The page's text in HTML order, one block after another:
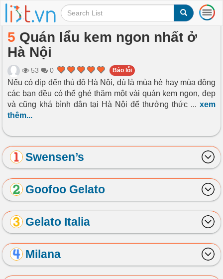
T
o
a
i
g
i
o
n
5 Quán lẩu kem ngon nhất ở
Hà Nội
53 0 Báo lỗi
Nếu có dịp đến thủ đô Hà Nội, dù là mùa hè hay mùa đông
các bạn đều có thể ghé thăm một vài quán kem ngon, đẹp
và cũng khá bình dân tại Hà Nội để thưởng thức ... xem
thêm...
Swensen’s
Goofoo Gelato
Gelato Italia
Milana